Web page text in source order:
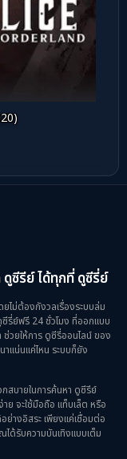
ซีรีย์ ได้ทุกที่ ดูซีรี่ย์
ไม่ต้องกังวลเรื่องระบบล่ม
ซีรี่ย์ฟรี 24 ชั่วโมง ที่ออกแบบ
วยให้การ ดูซีรี่ออนไลน์ ของ
าแน่นแค่ไหน ระบบก็ยัง
กสบายในการค้นหา ดูซีรีย์
ย จะใช้มือถือ แท็บเล็ต หรือ
ย่างอิสระ เพียงแค่เชื่อมต่อ
ได้รับความบันเทิงแบบเต็ม